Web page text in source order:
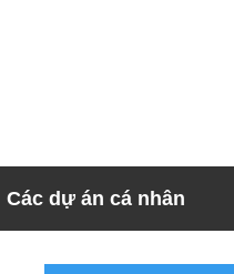
Các dự án cá nhân